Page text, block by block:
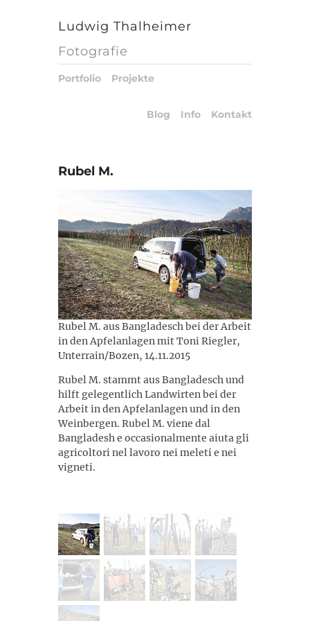
Ludwig Thalheimer
Fotografie
Portfolio Projekte
Blog Info Kontakt
Rubel M.
Rubel M. aus Bangladesch bei der Arbeit
in den Apfelanlagen mit Toni Riegler,
Unterrain/Bozen, 14.11.2015
Rubel M. stammt aus Bangladesch und
hilft gelegentlich Landwirten bei der
Arbeit in den Apfelanlagen und in den
Weinbergen. Rubel M. viene dal
Bangladesh e occasionalmente aiuta gli
agricoltori nel lavoro nei meleti e nei
vigneti.